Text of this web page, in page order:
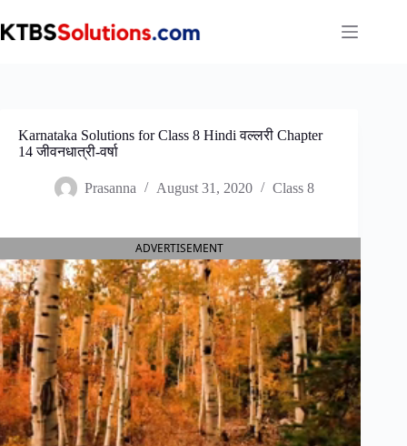
to
content
Karnataka Solutions for Class 8 Hindi वल्लरी Chapter
14 जीवनधात्री-वर्षा
Prasanna August 31, 2020 Class 8
ADVERTISEMENT